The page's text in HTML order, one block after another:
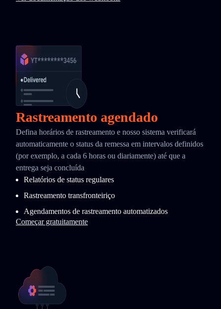
Rastreamento agendado
Defina horários de rastreamento e nosso sistema verificará
automaticamente o status da remessa em intervalos definidos
(por exemplo, a cada 6 horas ou diariamente) até que a
entrega seja concluída
Relatórios de status regulares
Rastreamento transfronteiriço
Agendamentos de rastreamento automatizados
Começar gratuitamente